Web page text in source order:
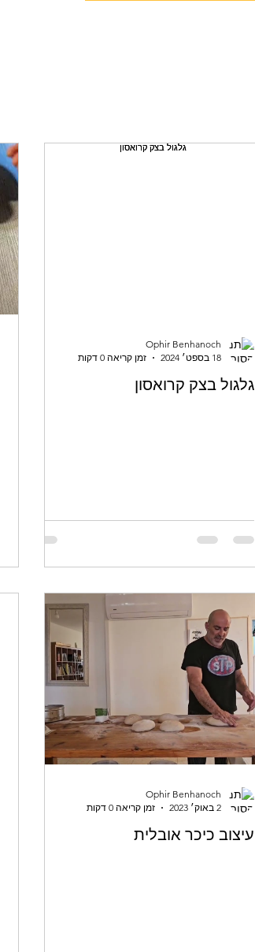
גלגול בצק קרואסון
Ophir Benhanoch
18 בספט׳ 2024
זמן קריאה 0 דקות
עיצוב כיכר אובלית
Ophir Benhanoch
2 באוק׳ 2023
זמן קריאה 0 דקות